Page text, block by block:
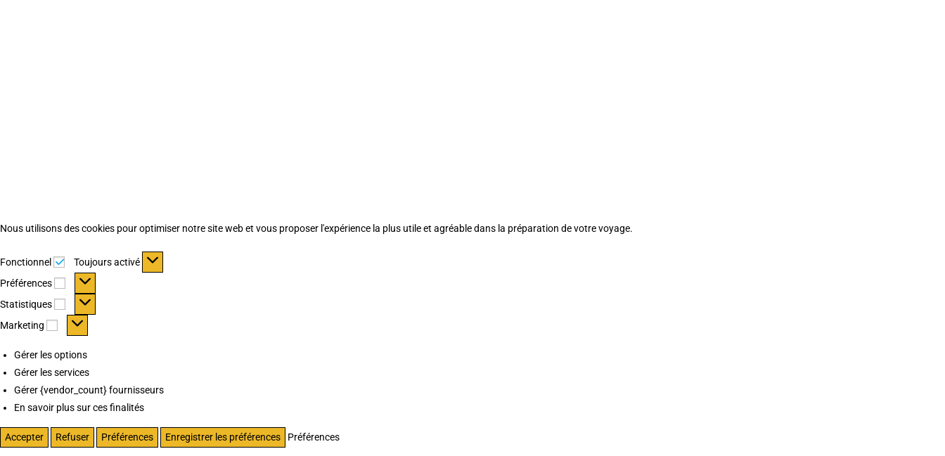
Nous utilisons des cookies pour optimiser notre site web et vous proposer l'expérience la plus utile et agréable dans la préparation de votre voyage.
Fonctionnel Fonctionnel
Toujours activé
Préférences
Préférences
Statistiques Statistiques
Marketing Marketing
Gérer les options
Gérer les services
Gérer {vendor_count} fournisseurs
En savoir plus sur ces finalités
Accepter Refuser Préférences Enregistrer les préférences Préférences